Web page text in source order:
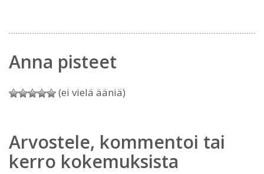
Anna pisteet
(ei vielä ääniä)
Arvostele, kommentoi tai
kerro kokemuksista